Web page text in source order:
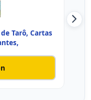
Tarô, Cartas